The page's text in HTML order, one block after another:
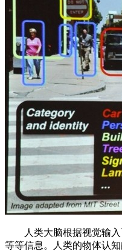
人类大脑根据视觉输入
等等信息。人类的物体认